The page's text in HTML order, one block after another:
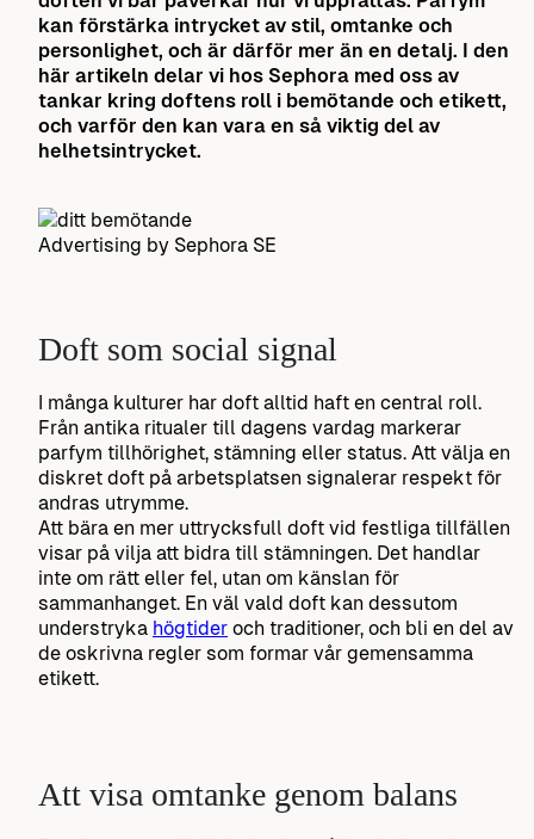
kan förstärka intrycket av stil, omtanke och
personlighet, och är därför mer än en detalj. I den
här artikeln delar vi hos Sephora med oss av
tankar kring doftens roll i bemötande och etikett,
och varför den kan vara en så viktig del av
helhetsintrycket.
Advertising by Sephora SE
Doft som social signal
I många kulturer har doft alltid haft en central roll.
Från antika ritualer till dagens vardag markerar
parfym tillhörighet, stämning eller status. Att välja en
diskret doft på arbetsplatsen signalerar respekt för
andras utrymme.
Att bära en mer uttrycksfull doft vid festliga tillfällen
visar på vilja att bidra till stämningen. Det handlar
inte om rätt eller fel, utan om känslan för
sammanhanget. En väl vald doft kan dessutom
understryka högtider och traditioner, och bli en del av
de oskrivna regler som formar vår gemensamma
etikett.
Att visa omtanke genom balans